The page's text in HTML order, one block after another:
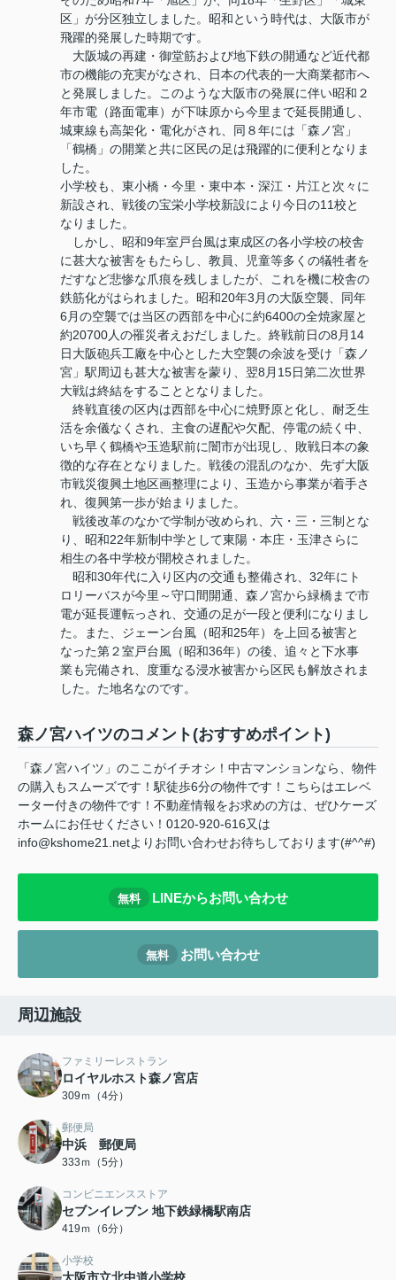
区」が分区独立しました。昭和という時代は、大阪市が
飛躍的発展した時期です。
大阪城の再建・御堂筋および地下鉄の開通など近代都
市の機能の充実がなされ、日本の代表的一大商業都市へ
と発展しました。このような大阪市の発展に伴い昭和２
年市電（路面電車）が下味原から今里まで延長開通し、
城東線も高架化・電化がされ、同８年には「森ノ宮」
「鶴橋」の開業と共に区民の足は飛躍的に便利となりま
した。
小学校も、東小橋・今里・東中本・深江・片江と次々に
新設され、戦後の宝栄小学校新設により今日の11校と
なりました。
しかし、昭和9年室戸台風は東成区の各小学校の校舎
に甚大な被害をもたらし、教員、児童等多くの犠牲者を
だすなど悲惨な爪痕を残しましたが、これを機に校舎の
鉄筋化がはられました。昭和20年3月の大阪空襲、同年
6月の空襲では当区の西部を中心に約6400の全焼家屋と
約20700人の罹災者えおだしました。終戦前日の8月14
日大阪砲兵工廠を中心とした大空襲の余波を受け「森ノ
宮」駅周辺も甚大な被害を蒙り、翌8月15日第二次世界
大戦は終結をすることとなりました。
終戦直後の区内は西部を中心に焼野原と化し、耐乏生
活を余儀なくされ、主食の遅配や欠配、停電の続く中、
いち早く鶴橋や玉造駅前に闇市が出現し、敗戦日本の象
徴的な存在となりました。戦後の混乱のなか、先ず大阪
市戦災復興土地区画整理により、玉造から事業が着手さ
れ、復興第一歩が始まりました。
戦後改革のなかで学制が改められ、六・三・三制とな
り、昭和22年新制中学として東陽・本庄・玉津さらに
相生の各中学校が開校されました。
昭和30年代に入り区内の交通も整備され、32年にト
ロリーバスが今里～守口間開通、森ノ宮から緑橋まで市
電が延長運転っされ、交通の足が一段と便利になりまし
た。また、ジェーン台風（昭和25年）を上回る被害と
なった第２室戸台風（昭和36年）の後、追々と下水事
業も完備され、度重なる浸水被害から区民も解放されま
した。た地名なのです。
森ノ宮ハイツのコメント(おすすめポイント)
「森ノ宮ハイツ」のここがイチオシ！中古マンションなら、物件
の購入もスムーズです！駅徒歩6分の物件です！こちらはエレベ
ーター付きの物件です！不動産情報をお求めの方は、ぜひケーズ
ホームにお任せください！0120-920-616又は
info@kshome21.netよりお問い合わせお待ちしております(#^^#)
無料 LINEからお問い合わせ
無料 お問い合わせ
周辺施設
ファミリーレストラン
ロイヤルホスト森ノ宮店
309ｍ（4分）
郵便局
中浜 郵便局
333ｍ（5分）
コンビニエンスストア
セブンイレブン 地下鉄緑橋駅南店
419ｍ（6分）
小学校